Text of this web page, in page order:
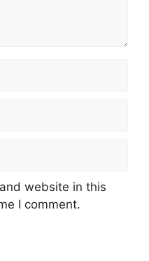
website in this
I comment.